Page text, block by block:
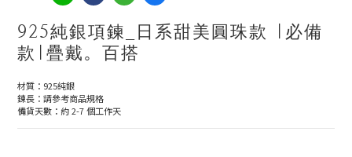
925純銀項鍊_日系甜美圓珠款 |必備
款|疊戴。百搭
材質：925純銀
鍊長：請參考商品規格
備貨天數：約 2-7 個工作天